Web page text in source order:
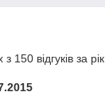
150 відгуків за рік